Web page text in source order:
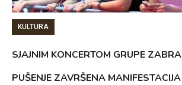
KULTURA
SJAJNIM KONCERTOM GRUPE
PUŠENJE ZAVRŠENA MANIFESTACIJA